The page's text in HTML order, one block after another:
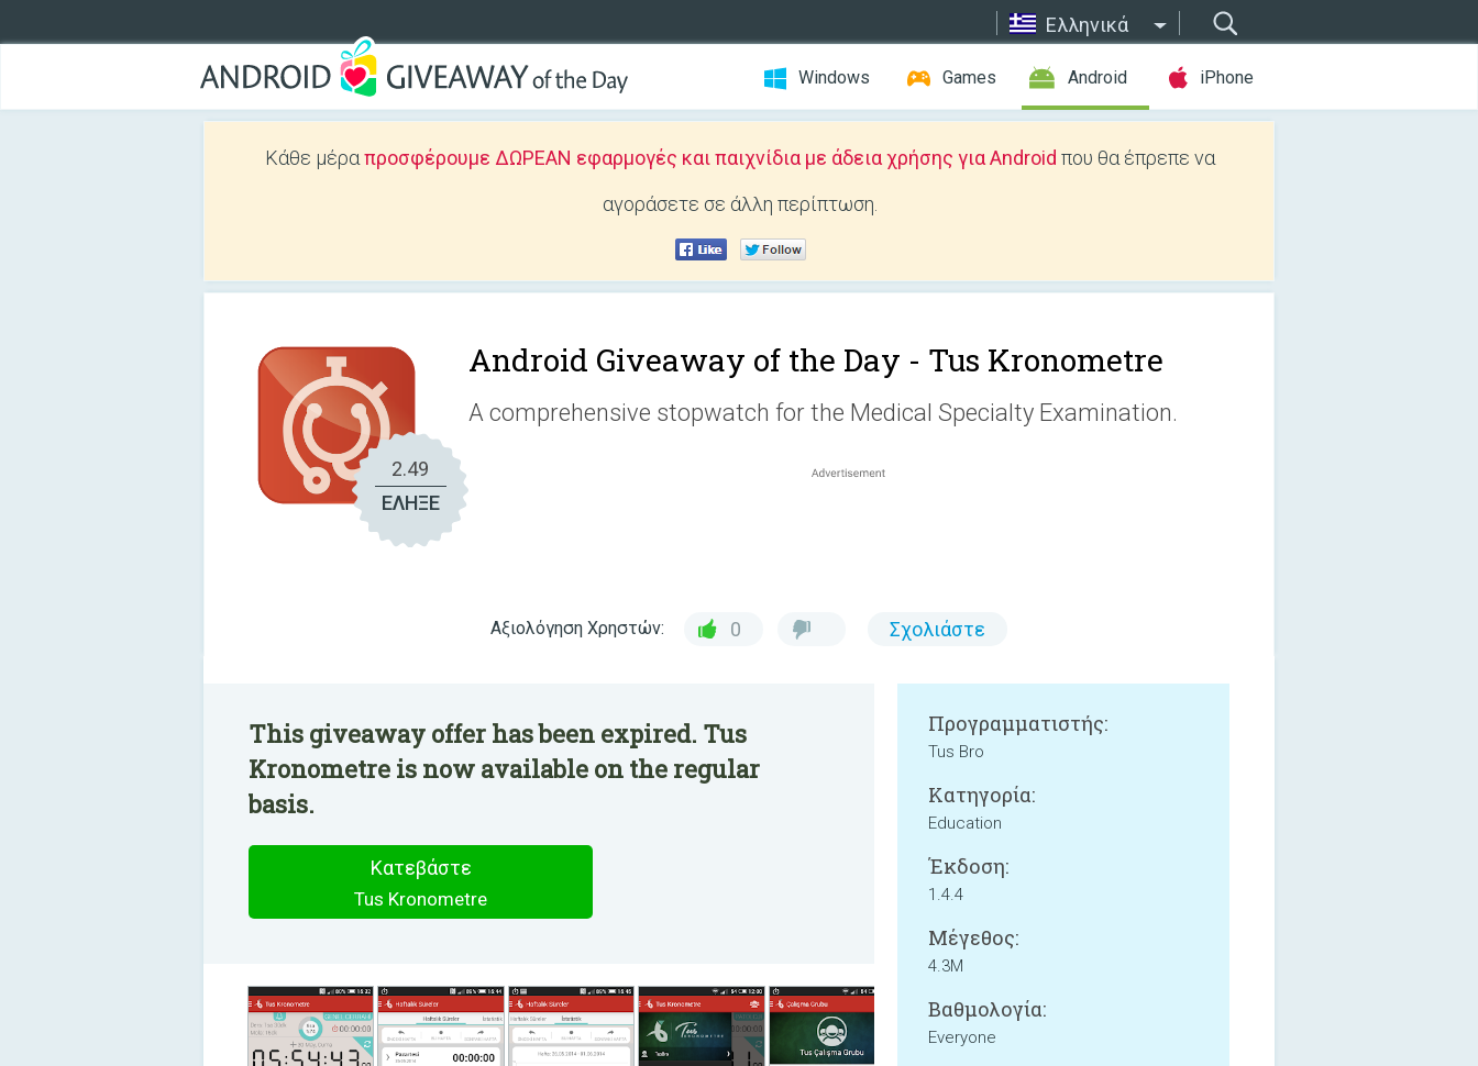
Ελληνικά
Windows Games Android iPhone
Κάθε μέραπροσφέρουμε ΔΩΡΕΑΝ εφαρμογές και παιχνίδια με άδεια χρήσης για Android που θα έπρεπε να
αγοράσετε σε άλλη περίπτωση.
2.49
ΕΛΗΞΕ
Android Giveaway of the Day - Tus Kronometre
A comprehensive stopwatch for the Medical Specialty Examination.
Αξιολόγηση Χρηστών: 0 Σχολιάστε
This giveaway offer has been expired. Tus
Kronometre is now available on the regular
basis.
Κατεβάστε
Tus Kronometre
Προγραμματιστής:
Tus Bro
Κατηγορία:
Education
Έκδοση:
1.4.4
Μέγεθος:
4.3M
Βαθμολογία:
Everyone